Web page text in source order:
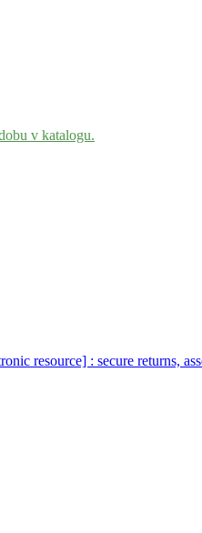
v katalogu.
resource] : secure returns,